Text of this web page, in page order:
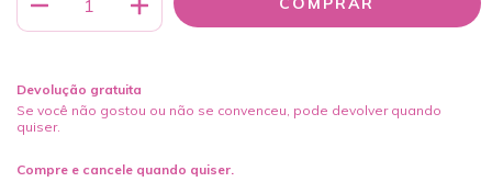
Devolução gratuita
Se você não gostou ou não se convenceu, pode devolver quando
quiser.
Compre e cancele quando quiser.